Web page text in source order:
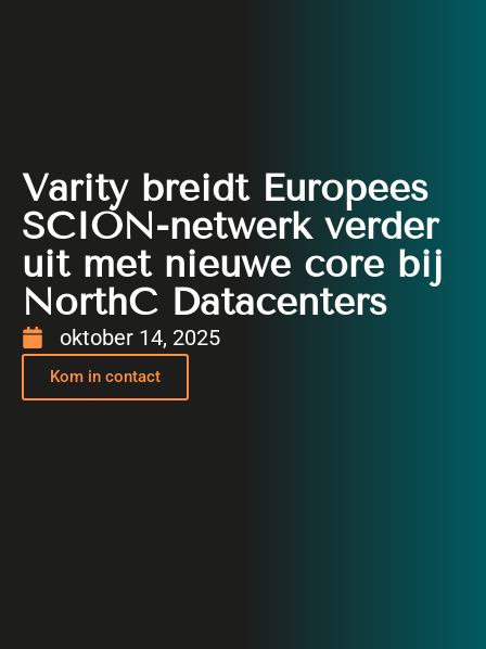
Varity breidt Europees
SCION-netwerk verder
uit met nieuwe core bij
NorthC Datacenters
oktober 14, 2025
Kom in contact